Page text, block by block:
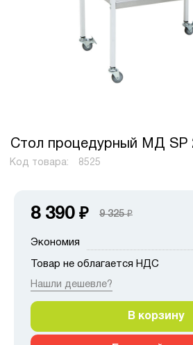
Стол процедурный МД SP
Код товара: 8525
8 390 ₽ 9 325₽
Экономия
Товар не облагается НДС
Нашли дешевле?
В корзину